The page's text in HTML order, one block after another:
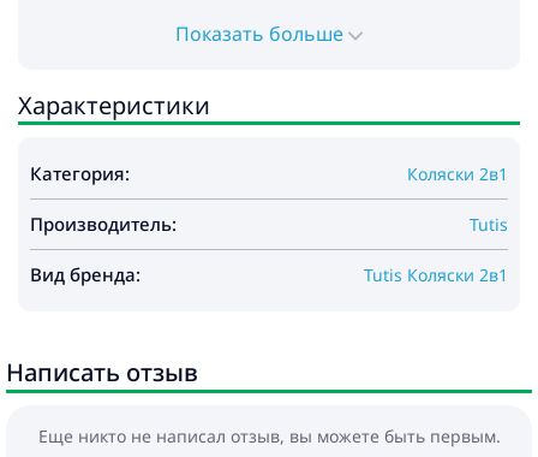
* Прогулочный блок:
❤ реверсивное сиденье: установка в обе стороны
движения
❤ просторный прогулочный блок (36x100 см)
❤ капюшон: с козырьком и вентиляционной
вставкой
❤ регулируемая по высоте родительская ручка
(экокожа)
накладками
Показать больше
Характеристики
Категория: Коляски 2в1
Производитель: Tutis
Вид бренда: Tutis Коляски 2в1
Написать отзыв
Еще никто не написал отзыв, вы можете быть первым.